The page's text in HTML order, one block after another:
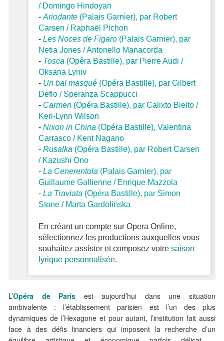
/ Domingo Hindoyan
- Ariodante (Palais Garnier), par Robert
Carsen / Raphaël Pichon
- Les Noces de Figaro (Palais Garnier), par
Netia Jones / Antonello Manacorda
- Tosca (Opéra Bastille), par Pierre Audi /
Oksana Lyniv
- Un bal masqué (Opéra Bastille), par Gilbert
Deflo / Speranza Scappucci
- Carmen (Opéra Bastille), par Calixto Bieito /
Keri-Lynn Wilson
- Nixon in China (Opéra Bastille), Valentina
Carrasco / Kent Nagano
- Rusalka (Opéra Bastille), par Robert Carsen
/ Kazushi Ono
- La Cenerentola (Palais Garnier), par
Guillaume Gallienne / Enrique Mazzola
- La Traviata (Opéra Bastille), par Simon
Stone / Marta Gardolińska
En créant un compte sur Opera Online,
sélectionnez les productions auxquelles vous
souhaitez assister et composez votre saison
lyrique personnalisée.
L’Opéra de Paris est aujourd’hui dans une situation
ambivalente : l’établissement parisien est l’un des plus
dynamiques de l’Hexagone et pour autant, l’institution fait aussi
face à des défis financiers qui imposent la recherche d’un